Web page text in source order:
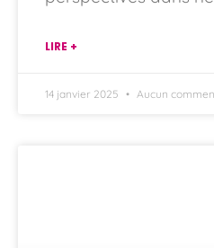
LIRE +
14 janvier 2025 Aucun